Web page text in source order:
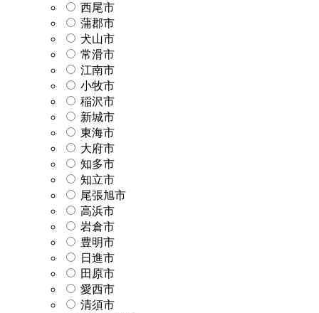
西尾市
蒲郡市
犬山市
常滑市
江南市
小牧市
稲沢市
新城市
東海市
大府市
知多市
知立市
尾張旭市
高浜市
岩倉市
豊明市
日進市
田原市
愛西市
清須市